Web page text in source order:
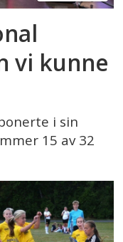
vi kunne
i sin
15 av 32